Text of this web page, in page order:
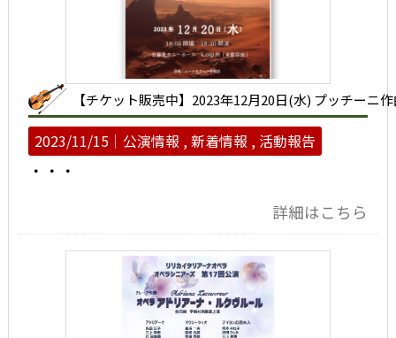
【チケット販売中】2023年12月20日(水) プッチーニ
2023/11/15｜ 公演情報 新着情報 活動報告
・・・
詳細はこちら